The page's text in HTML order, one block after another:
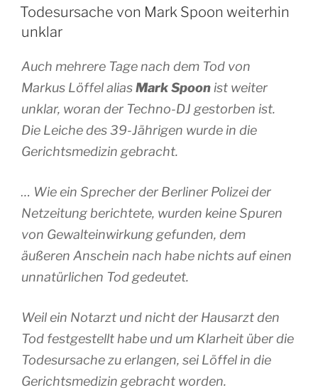
AM
Todesursache von Mark Spoon weiterhin
unklar
Auch mehrere Tage nach dem Tod von
Markus Löffel aliasMark Spoon ist weiter
unklar, woran der Techno-DJ gestorben ist.
Die Leiche des 39-Jährigen wurde in die
Gerichtsmedizin gebracht.
… Wie ein Sprecher der Berliner Polizei der
Netzeitung berichtete, wurden keine Spuren
von Gewalteinwirkung gefunden, dem
äußeren Anschein nach habe nichts auf einen
unnatürlichen Tod gedeutet.
Weil ein Notarzt und nicht der Hausarzt den
Tod festgestellt habe und um Klarheit über die
Todesursache zu erlangen, sei Löffel in die
Gerichtsmedizin gebracht worden.